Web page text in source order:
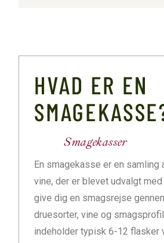
HVAD ER EN
Smagekasser
En smagekasse er en
vine, der er blevet udvalgt
give dig en smagsrejse
druesorter, vine og
indeholder typisk 6-12 flasker